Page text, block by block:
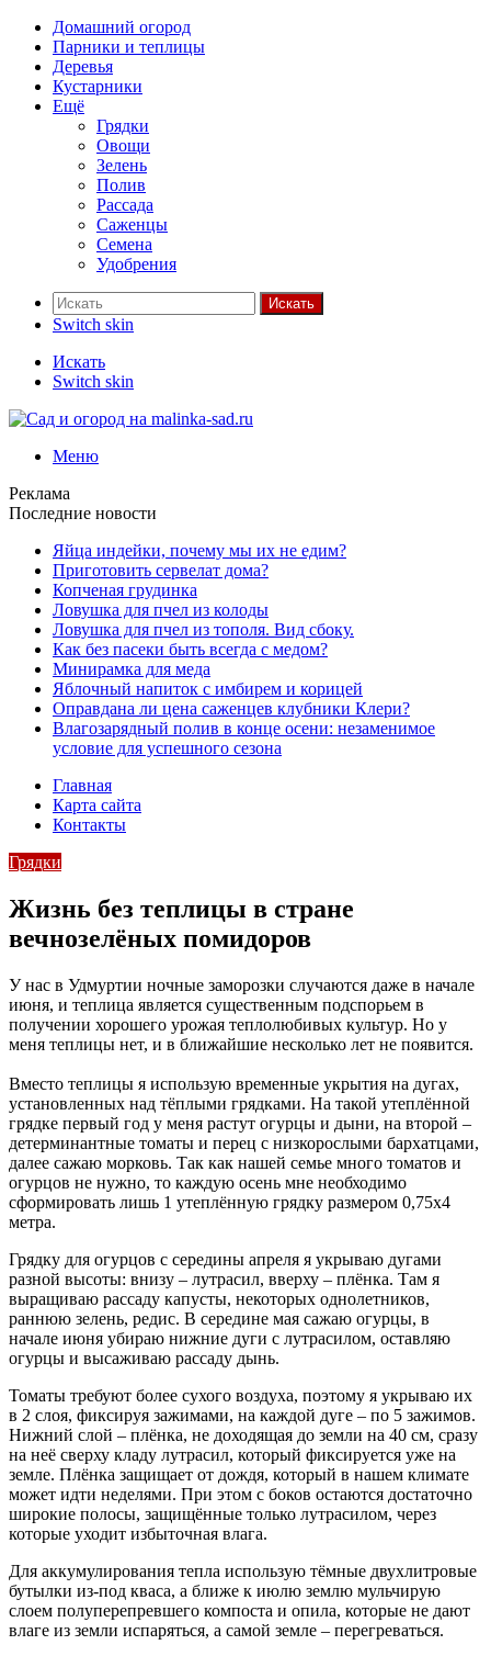
Домашний огород
Парники и теплицы
Деревья
Кустарники
Ещё
Грядки
Овощи
Зелень
Полив
Рассада
Саженцы
Семена
Удобрения
Искать
Switch skin
Искать
Switch skin
Меню
Реклама
Последние новости
Яйца индейки, почему мы их не едим?
Приготовить сервелат⁠⁠ дома?
Копченая грудинка
Ловушка для пчел из колоды
Ловушка для пчел из тополя. Вид сбоку.
Как без пасеки быть всегда с медом?
Минирамка для меда
Яблочный напиток с имбирем и корицей
Оправдана ли цена саженцев клубники Клери?
Влагозарядный полив в конце осени: незаменимое
условие для успешного сезона
Главная
Карта сайта
Контакты
Грядки
Жизнь без теплицы в стране
вечнозелёных помидоров
У нас в Удмуртии ночные заморозки случаются даже в начале
июня, и теплица является существенным подспорьем в
получении хорошего урожая теплолюбивых культур. Но у
меня теплицы нет, и в ближайшие несколько лет не появится.
Вместо теплицы я использую временные укрытия на дугах,
установленных над тёплыми грядками. На такой утеплённой
грядке первый год у меня растут огурцы и дыни, на второй –
детерминантные томаты и перец с низкорослыми бархатцами,
далее сажаю морковь. Так как нашей семье много томатов и
огурцов не нужно, то каждую осень мне необходимо
сформировать лишь 1 утеплённую грядку размером 0,75х4
метра.
Грядку для огурцов с середины апреля я укрываю дугами
разной высоты: внизу – лутрасил, вверху – плёнка. Там я
выращиваю рассаду капусты, некоторых однолетников,
раннюю зелень, редис. В середине мая сажаю огурцы, в
начале июня убираю нижние дуги с лутрасилом, оставляю
огурцы и высаживаю рассаду дынь.
Томаты требуют более сухого воздуха, поэтому я укрываю их
в 2 слоя, фиксируя зажимами, на каждой дуге – по 5 зажимов.
Нижний слой – плёнка, не доходящая до земли на 40 см, сразу
на неё сверху кладу лутрасил, который фиксируется уже на
земле. Плёнка защищает от дождя, который в нашем климате
может идти неделями. При этом с боков остаются достаточно
широкие полосы, защищённые только лутрасилом, через
которые уходит избыточная влага.
Для аккумулирования тепла использую тёмные двухлитровые
бутылки из-под кваса, а ближе к июлю землю мульчирую
слоем полуперепревшего компоста и опила, которые не дают
влаге из земли испаряться, а самой земле – перегреваться.